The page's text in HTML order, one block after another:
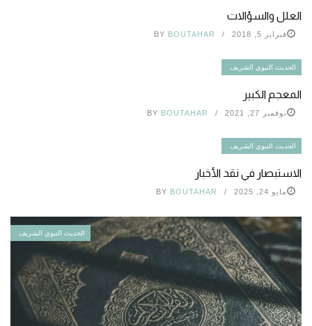
العلل والسؤالات
فبراير 5, 2018 BY BOUTAHAR
الحديث النبوي الشريف
المعجم الكبير
نوفمبر 27, 2021 BY BOUTAHAR
الحديث النبوي الشريف
الاستبصار في نقد الأخبار
مايو 24, 2025 BY BOUTAHAR
الحديث النبوي الشريف